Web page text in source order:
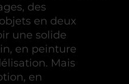
des
en deux
une solide
en peinture
Mais
en